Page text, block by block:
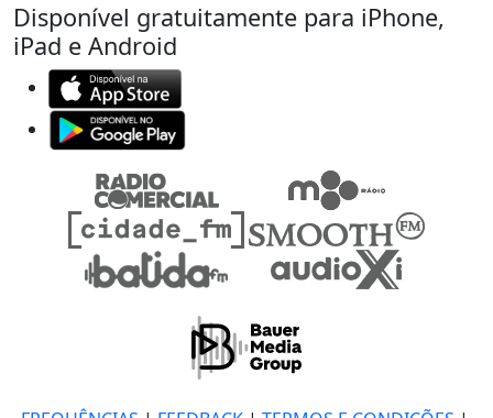
Disponível gratuitamente para iPhone,
iPad e Android